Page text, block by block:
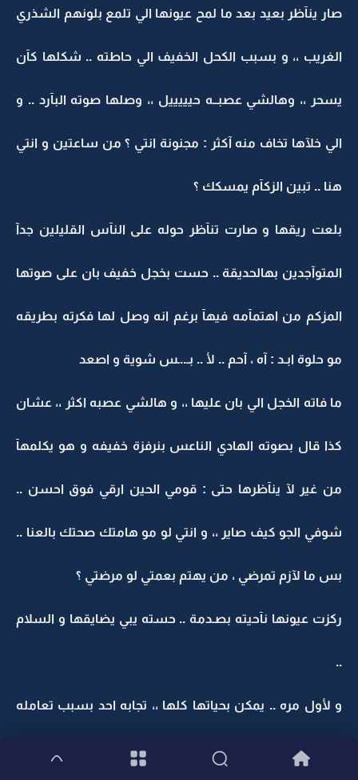
صار ينآظر بعيد بعد ما لمح عيونها الي تلمع بلونهم الشذري
الغريب ،، و بسبب الكحل الخفيف الي حاطته .. شكلها كآن
يسحر ،، وهالشي عصبــه حيييييل ،، وصلها صوته البآرد .. و
الي خلآها تخاف منه آكثر : مجنونة انتي ؟ من ساعتين و انتي
هنا .. تبين الزكآم يمسكك ؟
بلعت ريقها و صارت تنآظر حوله على النآس القليلين جدآ
المتوآجدين بهالحديقة .. حست بخجل خفيف بان على صوتها
المزكم من اهتمآمه فيهآ برغم انه وصل لها فكرته بطريقه
مو حلوة ابـد : آه ، آحم .. لأ .. بـ..ـس شوية و اصعد
ما فاته الخجل الي بان عليها ،، و هالشي عصبه اكثر ،، عشان
كذا قال بصوته الهادي الناعس بنرفزة خفيفه و هو يكلمهآ
من غير لآ ينآظرها حتى : قومي الحين ارقي فوق احسن ..
شوفي الجو كيف صاير ،، و انتي لو مو هامتك صحتك بالعنا ..
بس ما لآزم تمرضي ، من يهتم بعمتي لو مرضتي ؟
ركزت عيونها نآحيته بصـدمة .. حسته يبي يضايقها و السلام
..
و لأول مره .. يمكن بحياتها كلها ،، تجابه احد بسبب تعامله
الغريب معها